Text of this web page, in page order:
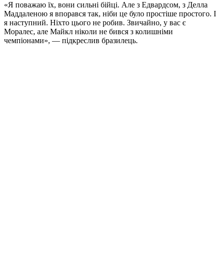
«Я поважаю їх, вони сильні бійці. Але з Едвардсом, з Делла
Маддаленою я впорався так, ніби це було простіше простого. І
я наступний. Ніхто цього не робив. Звичайно, у вас є
Моралес, але Майкл ніколи не бився з колишніми
чемпіонами», — підкреслив бразилець.